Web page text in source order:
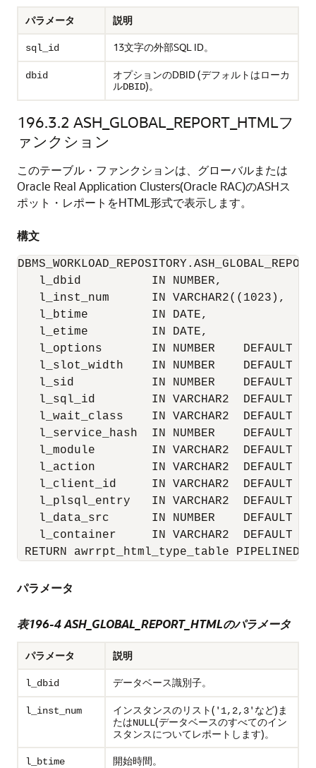
パラメータ 説明
sql_id 13文字の外部SQL ID。
dbid
オプションのDBID (デフォルトはローカ
ルDBID)。
196.3.2 ASH_GLOBAL_REPORT_HTMLフ
ァンクション
このテーブル・ファンクションは、グローバルまたは
Oracle Real Application Clusters(Oracle RAC)のASHス
ポット・レポートをHTML形式で表示します。
構文
   l_dbid          IN NUMBER,
   l_inst_num      IN VARCHAR2((1023),
   l_btime         IN DATE,
   l_etime         IN DATE,
   l_options       IN NUMBER    DEFAULT 0,
   l_slot_width    IN NUMBER    DEFAULT 0,
l_sid           IN NUMBER    DEFAULT
l_sql_id        IN VARCHAR2  DEFAULT
l_wait_class    IN VARCHAR2  DEFAULT
l_service_hash  IN NUMBER    DEFAULT
l_module        IN VARCHAR2  DEFAULT
l_action        IN VARCHAR2  DEFAULT
l_client_id     IN VARCHAR2  DEFAULT
l_plsql_entry   IN VARCHAR2  DEFAULT
   l_data_src      IN NUMBER    DEFAULT 0,
l_container     IN VARCHAR2  DEFAULT
RETURN awrrpt_html_type_table PIPELINED;
パラメータ
表196-4ASH_GLOBAL_REPORT_HTMLのパラメータ
パラメータ 説明
l_dbid データベース識別子。
l_inst_num インスタンスのリスト( '1,2,3' など)ま
たはNULL(データベースのすべてのイン
スタンスについてレポートします)。
l_btime 開始時間。